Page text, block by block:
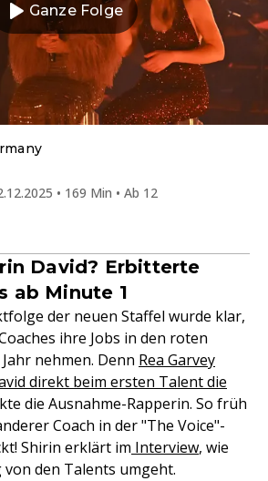
Ganze Folge
• 169 Min • Ab 12
David? Erbitterte
ab Minute 1
der neuen Staffel wurde klar,
ihre Jobs in den roten
nehmen. Denn Rea Garvey
direkt beim ersten Talent die
die Ausnahme-Rapperin. So früh
Coach in der "The Voice"-
Shirin erklärt im Interview, wie
den Talents umgeht.